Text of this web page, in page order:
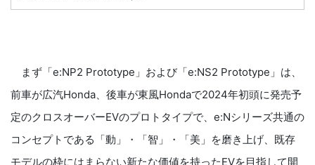
まず「e:NP2 Prototype」および「e:NS2 Prototype」は、
前車が広汽Honda、後車が東風Hondaで2024年初頭に発売予
定のクロスオーバーEVのプロトタイプで、e:Nシリーズ共通の
コンセプトである「動」・「智」・「美」を磨き上げ、既存
モデルの枠にはまらない新たな価値を持ったEVを目指して開